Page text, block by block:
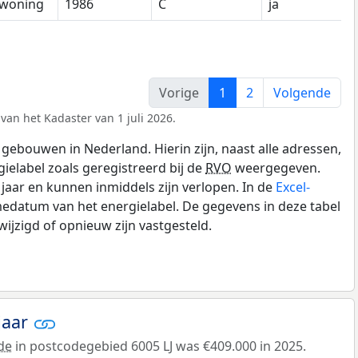
1986 C ja
Vorige
1 2 Volgende
het Kadaster van 1 juli 2026.
in Nederland. Hierin zijn, naast alle adressen,
zoals geregistreerd bij de RVO weergegeven.
en kunnen inmiddels zijn verlopen. In de Excel-
van het energielabel. De gegevens in deze tabel
of opnieuw zijn vastgesteld.
in postcodegebied 6005 LJ was €409.000 in 2025.